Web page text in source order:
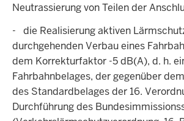
Neutrassierung von Teilen der
- die Realisierung aktiven
durchgehenden Verbau eines
dem Korrekturfaktor -5 dB(A), d. h.
Fahrbahnbelages, der gegenüber
des Standardbelages der 16.
Durchführung des